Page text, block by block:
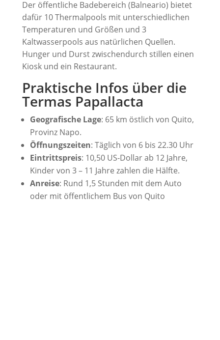
Der öffentliche Badebereich (Balneario) bietet
dafür 10 Thermalpools mit unterschiedlichen
Temperaturen und Größen und 3
Kaltwasserpools aus natürlichen Quellen.
Hunger und Durst zwischendurch stillen einen
Kiosk und ein Restaurant.
Praktische Infos über die
Termas Papallacta
Geografische Lage: 65 km östlich von Quito,
Provinz Napo.
Öffnungszeiten: Täglich von 6 bis 22.30 Uhr
Eintrittspreis: 10,50 US-Dollar ab 12 Jahre,
Kinder von 3 – 11 Jahre zahlen die Hälfte.
Anreise: Rund 1,5 Stunden mit dem Auto
oder mit öffentlichem Bus von Quito